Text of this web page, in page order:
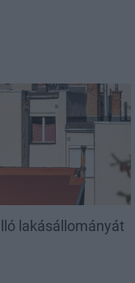
lakásállományát